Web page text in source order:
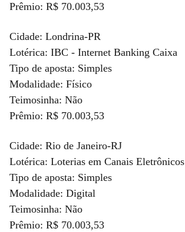
Prêmio: R$ 70.003,53
Cidade: Londrina-PR
Lotérica: IBC - Internet Banking Caixa
Tipo de aposta: Simples
Modalidade: Físico
Teimosinha: Não
Prêmio: R$ 70.003,53
Cidade: Rio de Janeiro-RJ
Lotérica: Loterias em Canais Eletrônicos
Tipo de aposta: Simples
Modalidade: Digital
Teimosinha: Não
Prêmio: R$ 70.003,53